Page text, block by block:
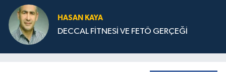
HASAN KAYA
DECCAL FİTNESİ VE FETÖ GERÇEĞİ